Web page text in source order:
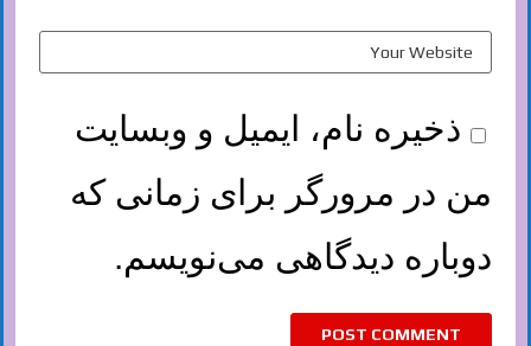
ذخیره نام، ایمیل و وبسایت
من در مرورگر برای زمانی که
دوباره دیدگاهی می‌نویسم.